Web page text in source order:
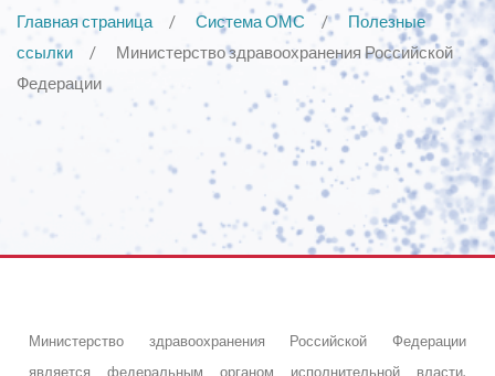
Главная страница Система ОМС
Полезные
ссылки
Министерство здравоохранения Российской
Федерации
Министерство здравоохранения Российской Федерации
является федеральным органом исполнительной власти,